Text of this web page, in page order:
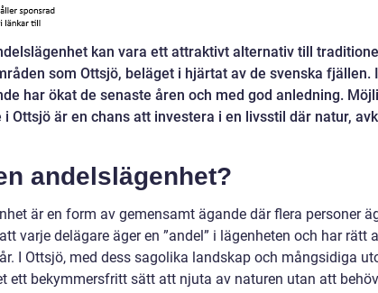
kan vara ett attraktivt alternativ till
som Ottsjö, beläget i hjärtat av de svenska fjällen.
har ökat de senaste åren och med god anledning.
i Ottsjö är en chans att investera i en livsstil där natur,
andelslägenhet?
är en form av gemensamt ägande där flera personer
varje delägare äger en ”andel” i lägenheten och har
I Ottsjö, med dess sagolika landskap och mångsidiga
ett bekymmersfritt sätt att njuta av naturen utan att